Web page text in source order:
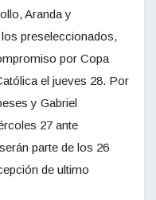
Aranda y
preseleccionados,
por Copa
el jueves 28. Por
y Gabriel
27 ante
parte de los 26
de ultimo